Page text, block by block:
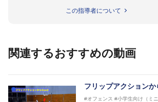
指導実績多数・各地講習会など
など多くの書籍・DVDも監修して
2016年U12ナショナルキャンプ
2016年U13ナショナルキャンプ
この指導者について
関連するおすすめの動画
フリップアクション
#オフェンス #小学生向け（ミニ